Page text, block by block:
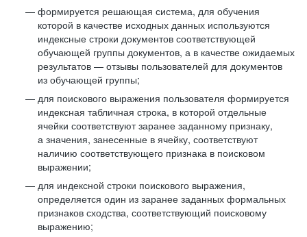
формируется решающая система, для обучения
которой в качестве исходных данных используются
индексные строки документов соответствующей
обучающей группы документов, а в качестве ожидаемых
результатов — отзывы пользователей для документов
из обучающей группы;
для поискового выражения пользователя формируется
индексная табличная строка, в которой отдельные
ячейки соответствуют заранее заданному признаку,
а значения, занесенные в ячейку, соответствуют
наличию соответствующего признака в поисковом
выражении;
для индексной строки поискового выражения,
определяется один из заранее заданных формальных
признаков сходства, соответствующий поисковому
выражению;